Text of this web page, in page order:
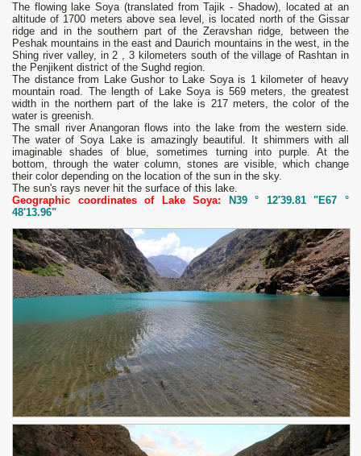
The flowing lake Soya (translated from Tajik - Shadow), located at an
altitude of 1700 meters above sea level, is located north of the Gissar
ridge and in the southern part of the Zeravshan ridge, between the
Peshak mountains in the east and Daurich mountains in the west, in the
Shing river valley, in 2 , 3 kilometers south of the village of Rashtan in
the Penjikent district of the Sughd region.
The distance from Lake Gushor to Lake Soya is 1 kilometer of heavy
mountain road. The length of Lake Soya is 569 meters, the greatest
width in the northern part of the lake is 217 meters, the color of the
water is greenish.
The small river Anangoran flows into the lake from the western side.
The water of Soya Lake is amazingly beautiful. It shimmers with all
imaginable shades of blue, sometimes turning into purple. At the
bottom, through the water column, stones are visible, which change
their color depending on the location of the sun in the sky.
The sun's rays never hit the surface of this lake.
Geographic coordinates of Lake Soya:
N39 ° 12'39.81 "E67 °
48'13.96"